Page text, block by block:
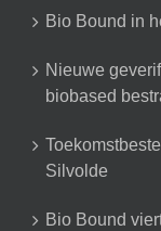
Bio Bound in
Nieuwe
biobased
Silvolde
Bio Bound